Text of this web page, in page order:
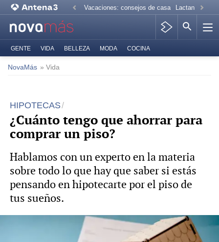
Vacaciones: consejos de casa Lactancia
GENTE VIDA BELLEZA MODA COCINA
NovaMás » Vida
HIPOTECAS
¿Cuánto tengo que ahorrar para
comprar un piso?
Hablamos con un experto en la materia
sobre todo lo que hay que saber si estás
pensando en hipotecarte por el piso de
tus sueños.